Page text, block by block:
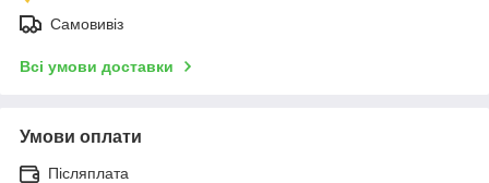
Самовивіз
Всі умови доставки
Умови оплати
Післяплата